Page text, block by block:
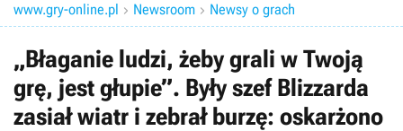
www.gry-online.pl  Newsroom  Newsy o grach
„Błaganie ludzi, żeby grali w Twoją
grę, jest głupie”. Były szef Blizzarda
zasiał wiatr i zebrał burzę: oskarżono